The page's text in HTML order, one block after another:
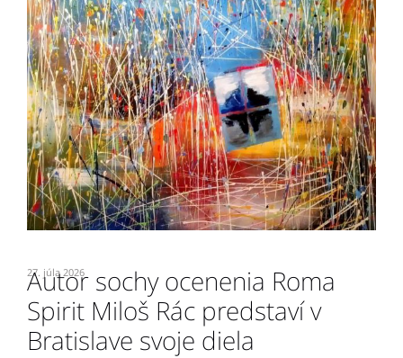
27. júla 2026
Autor sochy ocenenia Roma
Spirit Miloš Rác predstaví v
Bratislave svoje diela